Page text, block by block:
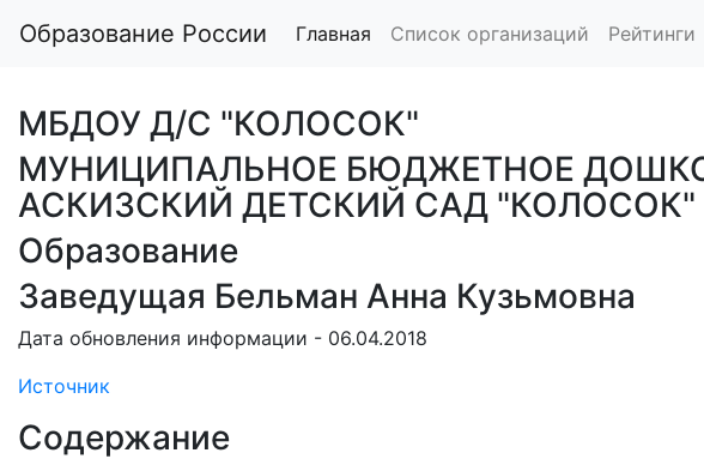
Образование России Главная Список организаций Рейтинги
МБДОУ Д/С "КОЛОСОК"
МУНИЦИПАЛЬНОЕ БЮДЖЕТНОЕ
АСКИЗСКИЙ ДЕТСКИЙ САД "КОЛОСОК"
Образование
Заведущая Бельман Анна Кузьмовна
Дата обновления информации - 06.04.2018
Источник
Содержание